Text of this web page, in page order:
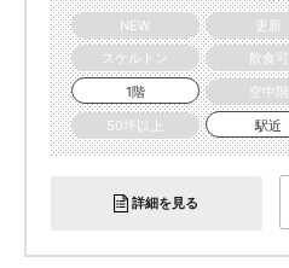
NEW
更新
スケルトン
飲食可
1階
空中階
50坪以上
駅近
詳細を見る